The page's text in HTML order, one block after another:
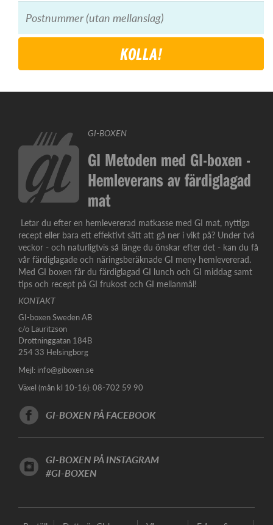
KOLLA!
GI-BOXEN
GI Metoden med GI-boxen -
Hemleverans av färdiglagad
mat
Letar du efter en hemlevererad matkasse med GI mat, nyttiga
recept eller bara ett effektivt sätt att gå ner i vikt på? Under två
veckor - och naturligtvis så länge du önskar efter det - kan du få
vår färdiglagade och näringsberäknade GI meny hemlevererad.
Med GI boxen får du färdiglagad GI lunch och GI middag samt
tips och recept på GI frukost och GI mellanmål!
KONTAKT
GI-boxen Sweden AB
c/o Lauritzson
Drottninggatan 184B
254 33 Helsingborg
Mejl: info@giboxen.se
Växel (mån kl 10-16): 08-702 59 90
GI-BOXEN PÅ FACEBOOK
GI-BOXEN PÅ INSTAGRAM
#GI-BOXEN